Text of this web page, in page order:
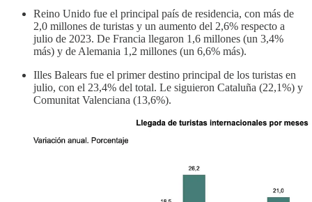
Reino Unido fue el principal país de residencia, con más de
2,0 millones de turistas y un aumento del 2,6% respecto a
julio de 2023. De Francia llegaron 1,6 millones (un 3,4%
más) y de Alemania 1,2 millones (un 6,6% más).
Illes Balears fue el primer destino principal de los turistas en
julio, con el 23,4% del total. Le siguieron Cataluña (22,1%) y
Comunitat Valenciana (13,6%).